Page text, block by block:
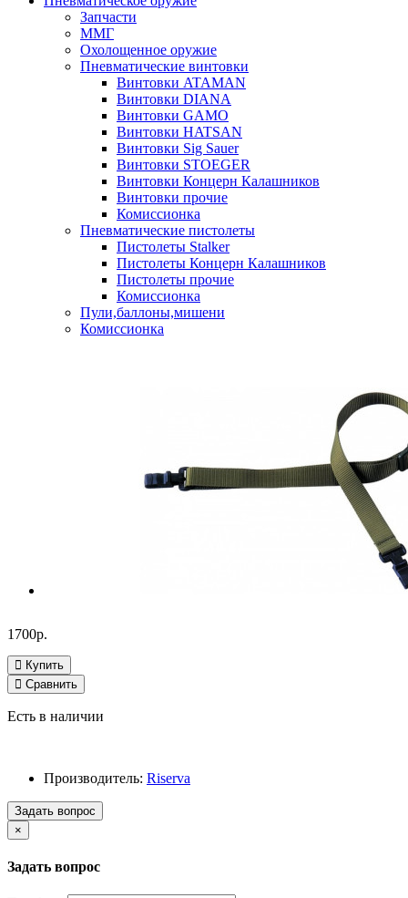
Запчасти
ММГ
Охолощенное оружие
Пневматические винтовки
Винтовки ATAMAN
Винтовки DIANA
Винтовки GAMO
Винтовки HATSAN
Винтовки Sig Sauer
Винтовки STOEGER
Винтовки Концерн Калашников
Винтовки прочие
Комиссионка
Пневматические пистолеты
Пистолеты Stalker
Пистолеты Концерн Калашников
Пистолеты прочие
Комиссионка
Пули,баллоны,мишени
Комиссионка
1700р.
Купить
Сравнить
Есть в наличии
Производитель: Riserva
Задать вопрос
×
Задать вопрос